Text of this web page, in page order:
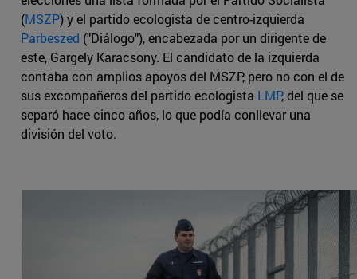
(MSZP) y el partido ecologista de centro-izquierda
Parbeszed ("Diálogo"), encabezada por un dirigente de
este, Gargely Karacsony. El candidato de la izquierda
contaba con amplios apoyos del MSZP, pero no con el de
sus excompañeros del partido ecologista LMP, del que se
separó hace cinco años, lo que podía conllevar una
división del voto.